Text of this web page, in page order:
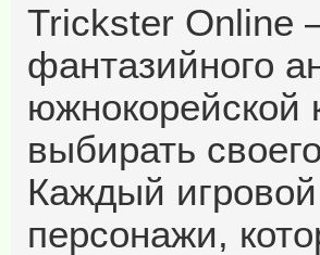
Trickster Online
фантазийного
выбирать
Каждый
персонажи,